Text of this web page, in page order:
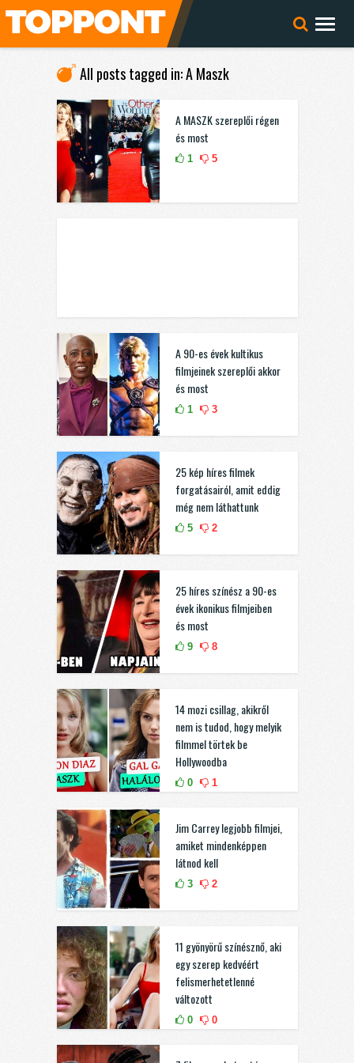
All posts tagged in: A Maszk
A MASZK szereplői régen
és most
1 5
A 90-es évek kultikus
filmjeinek szereplői akkor
és most
1 3
25 kép híres filmek
forgatásairól, amit eddig
még nem láthattunk
5 2
25 híres színész a 90-es
évek ikonikus filmjeiben
és most
9 8
14 mozi csillag, akikről
nem is tudod, hogy melyik
filmmel törtek be
Hollywoodba
0 1
Jim Carrey legjobb filmjei,
amiket mindenképpen
látnod kell
3 2
11 gyönyörű színésznő, aki
egy szerep kedvéért
felismerhetetlenné
változott
0 0